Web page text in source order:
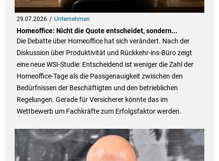
29.07.2026 Unternehmen
Homeoffice: Nicht die Quote entscheidet, sondern...
Die Debatte über Homeoffice hat sich verändert. Nach der
Diskussion über Produktivität und Rückkehr-ins-Büro zeigt
eine neue WSI-Studie: Entscheidend ist weniger die Zahl der
Homeoffice-Tage als die Passgenauigkeit zwischen den
Bedürfnissen der Beschäftigten und den betrieblichen
Regelungen. Gerade für Versicherer könnte das im
Wettbewerb um Fachkräfte zum Erfolgsfaktor werden.